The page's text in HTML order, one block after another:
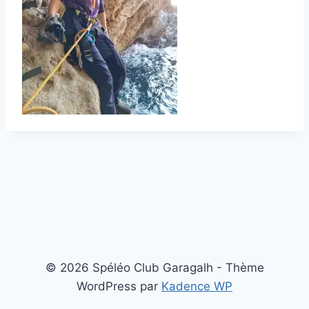
© 2026 Spéléo Club Garagalh - Thème
WordPress par Kadence WP